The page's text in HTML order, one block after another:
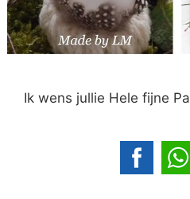
Ik wens jullie Hele fijne